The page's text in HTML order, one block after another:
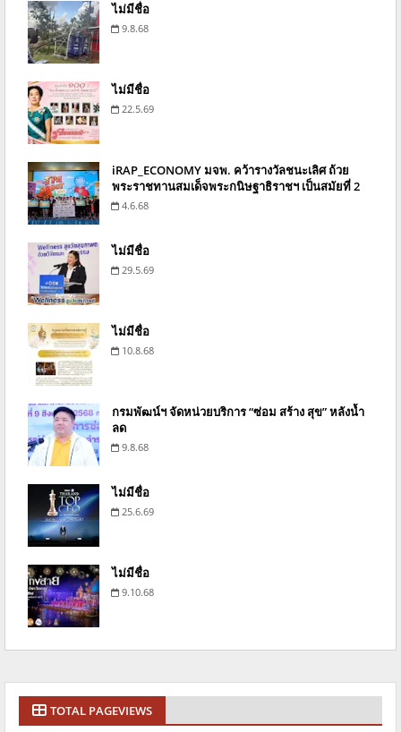
ไม่มีชื่อ
9.8.68
ไม่มีชื่อ
22.5.69
iRAP_ECONOMY มจพ. คว้ารางวัลชนะเลิศ ถ้วย
พระราชทานสมเด็จพระกนิษฐาธิราชฯ เป็นสมัยที่ 2
4.6.68
ไม่มีชื่อ
29.5.69
ไม่มีชื่อ
10.8.68
กรมพัฒน์ฯ จัดหน่วยบริการ “ซ่อม สร้าง สุข” หลังน้ำ
ลด
9.8.68
ไม่มีชื่อ
25.6.69
ไม่มีชื่อ
9.10.68
TOTAL PAGEVIEWS